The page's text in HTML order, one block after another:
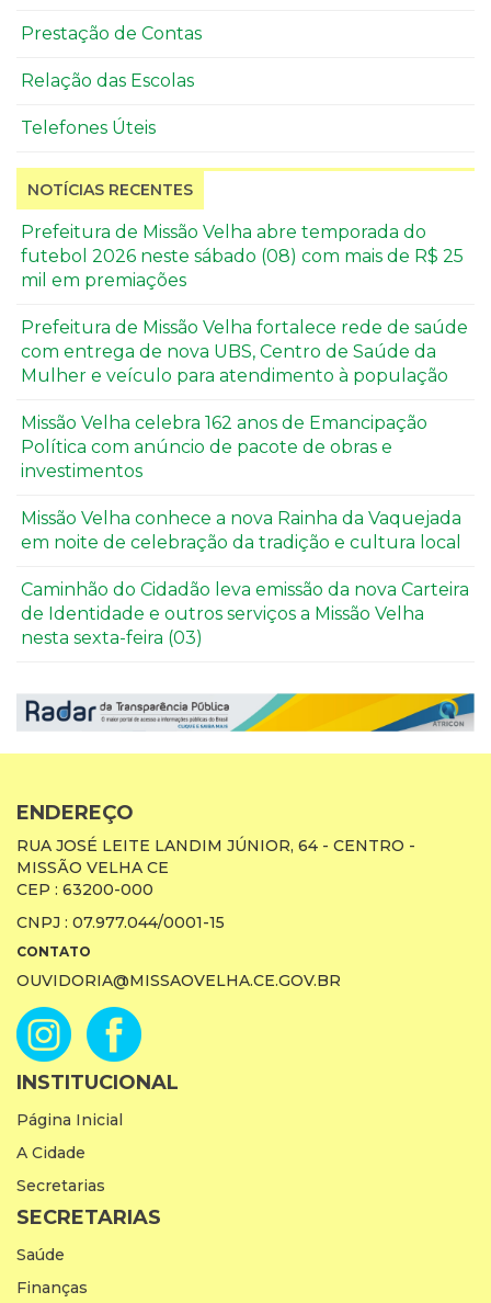
Prestação de Contas
Relação das Escolas
Telefones Úteis
NOTÍCIAS RECENTES
Prefeitura de Missão Velha abre temporada do
futebol 2026 neste sábado (08) com mais de R$ 25
mil em premiações
Prefeitura de Missão Velha fortalece rede de saúde
com entrega de nova UBS, Centro de Saúde da
Mulher e veículo para atendimento à população
Missão Velha celebra 162 anos de Emancipação
Política com anúncio de pacote de obras e
investimentos
Missão Velha conhece a nova Rainha da Vaquejada
em noite de celebração da tradição e cultura local
Caminhão do Cidadão leva emissão da nova Carteira
de Identidade e outros serviços a Missão Velha
nesta sexta-feira (03)
ENDEREÇO
RUA JOSÉ LEITE LANDIM JÚNIOR, 64 - CENTRO -
MISSÃO VELHA CE
CEP : 63200-000
CNPJ : 07.977.044/0001-15
CONTATO
OUVIDORIA@MISSAOVELHA.CE.GOV.BR
INSTITUCIONAL
Página Inicial
A Cidade
Secretarias
SECRETARIAS
Saúde
Finanças